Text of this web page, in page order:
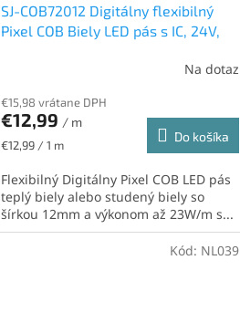
SJ-COB72012 Digitálny flexibilný
Pixel COB Biely LED pás s IC, 24V,
produktu
je
5,0
5
hviezdičiek.
Na dotaz
€15,98 vrátane DPH
€12,99 / m
Jednotková
€12,99 / 1 m
Do košíka
Flexibilný Digitálny Pixel COB LED pás
teplý biely alebo studený biely so
šírkou 12mm a výkonom až 23W/m s...
Kód: NL039